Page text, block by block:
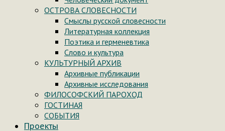
ОСТРОВА СЛОВЕСНОСТИ
Смыслы русской словесности
Литературная коллекция
Поэтика и герменевтика
Слово и культура
КУЛЬТУРНЫЙ АРХИВ
Архивные публикации
Архивные исследования
ФИЛОСОФСКИЙ ПАРОХОД
ГОСТИНАЯ
СОБЫТИЯ
Проекты